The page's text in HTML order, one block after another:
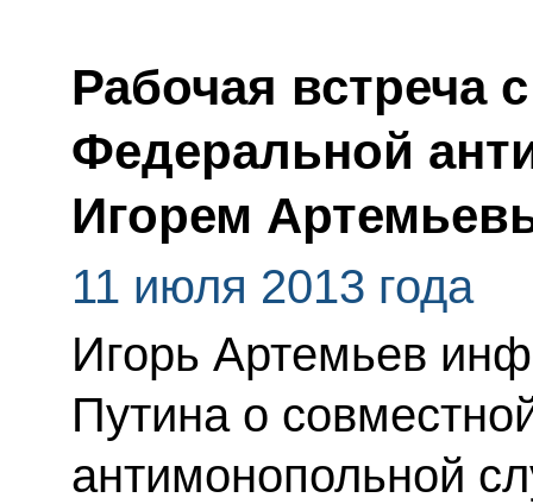
Рабочая встреча
Федеральной
Игорем
11 июля 2013 года
Игорь Артемьев
Путина о
антимонопольной